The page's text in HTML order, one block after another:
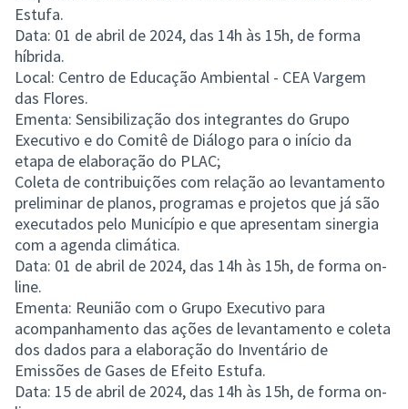
Estufa.
Data: 01 de abril de 2024, das 14h às 15h, de forma
híbrida.
Local: Centro de Educação Ambiental - CEA Vargem
das Flores.
Ementa: Sensibilização dos integrantes do Grupo
Executivo e do Comitê de Diálogo para o início da
etapa de elaboração do PLAC;
Coleta de contribuições com relação ao levantamento
preliminar de planos, programas e projetos que já são
executados pelo Município e que apresentam sinergia
com a agenda climática.
Data: 01 de abril de 2024, das 14h às 15h, de forma on-
line.
Ementa: Reunião com o Grupo Executivo para
acompanhamento das ações de levantamento e coleta
dos dados para a elaboração do Inventário de
Emissões de Gases de Efeito Estufa.
Data: 15 de abril de 2024, das 14h às 15h, de forma on-